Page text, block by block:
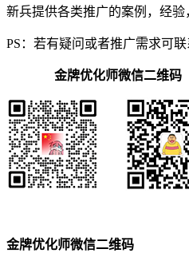
新兵提供各类推广的案例，经验
PS：若有疑问或者推广需求可联
金牌优化师微信二维码
金牌优化师微信二维码